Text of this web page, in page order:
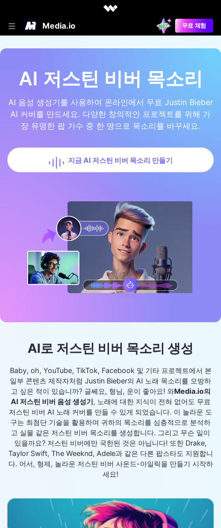
Media.io 무료 체험
AI 저스틴 비버 목소리
AI 음성 생성기를 사용하여 온라인에서 무료 Justin Bieber
AI 커버를 만드세요. 다양한 창의적인 프로젝트를 위해 가
장 유명한 팝 가수 중 한 명으로 목소리를 바꾸세요.
지금 AI 저스틴 비버 목소리 만들기
AI로 저스틴 비버 목소리 생성
Baby, oh, YouTube, TikTok, Facebook 및 기타 프로젝트에서 본
일부 콘텐츠 제작자처럼 Justin Bieber의 AI 노래 목소리를 모방하
고 싶은 적이 있습니까? 글쎄요, 형님, 운이 좋아요! 와Media.io의
AI 저스틴 비버 음성 생성기, 노래에 대한 지식이 전혀 없어도 무료
저스틴 비버 AI 노래 커버를 만들 수 있게 되었습니다. 이 놀라운 도
구는 최첨단 기술을 활용하여 귀하의 목소리를 심층적으로 분석하
고 실물 같은 저스틴 비버 목소리를 생성합니다. 그리고 무슨 일이
있을까요? 저스틴 비버에만 국한된 것은 아닙니다! 또한 Drake,
Taylor Swift, The Weeknd, Adele과 같은 다른 팝스타도 지원합니
다. 어서, 형제, 놀라운 저스틴 비버 사운드-아일릭을 만들기 시작하
세요!